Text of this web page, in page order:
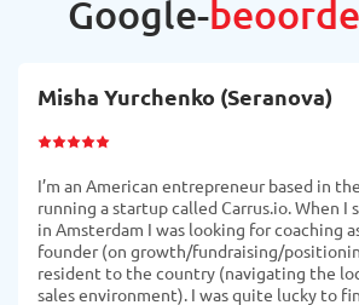
Google-
Misha Yurchenko (Seranova)
I’m an American entrepreneur based in
running a startup called Carrus.io. When I
in Amsterdam I was looking for coaching
founder (on growth/fundraising/
resident to the country (navigating the
sales environment). I was quite lucky to